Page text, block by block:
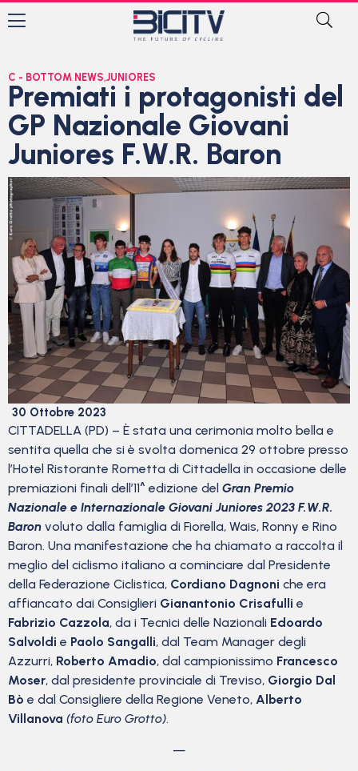
C - BOTTOM NEWS,JUNIORES
Premiati i protagonisti del
GP Nazionale Giovani
Juniores F.W.R. Baron
30 Ottobre 2023
CITTADELLA (PD) – È stata una cerimonia molto bella e
sentita quella che si è svolta domenica 29 ottobre presso
l’Hotel Ristorante Rometta di Cittadella in occasione delle
premiazioni finali dell’11^ edizione del Gran Premio
Nazionale e Internazionale Giovani Juniores 2023 F.W.R.
Baron voluto dalla famiglia di Fiorella, Wais, Ronny e Rino
Baron. Una manifestazione che ha chiamato a raccolta il
meglio del ciclismo italiano a cominciare dal Presidente
della Federazione Ciclistica, Cordiano Dagnoni che era
affiancato dai Consiglieri Gianantonio Crisafulli e
Fabrizio Cazzola, da i Tecnici delle Nazionali Edoardo
Salvoldi e Paolo Sangalli, dal Team Manager degli
Azzurri, Roberto Amadio, dal campionissimo Francesco
Moser, dal presidente provinciale di Treviso, Giorgio Dal
Bò e dal Consigliere della Regione Veneto, Alberto
Villanova (foto Euro Grotto).
—